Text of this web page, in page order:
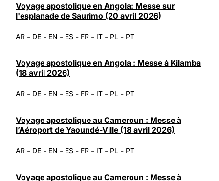
Voyage apostolique en Angola: Messe sur
l'esplanade de Saurimo (20 avril 2026)
AR - DE - EN - ES - FR - IT - PL - PT
Voyage apostolique en Angola : Messe à Kilamba
(18 avril 2026)
AR - DE - EN - ES - FR - IT - PL - PT
Voyage apostolique au Cameroun : Messe à
l’Aéroport de Yaoundé-Ville (18 avril 2026)
AR - DE - EN - ES - FR - IT - PL - PT
Voyage apostolique au Cameroun : Messe à